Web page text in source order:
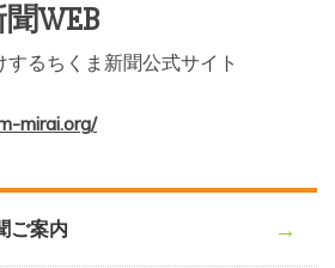
WEB
るちくま新聞公式サイト
mirai.org/
ご案内